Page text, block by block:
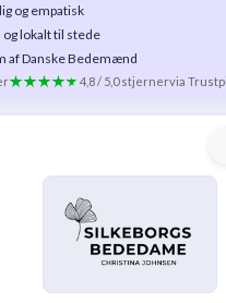
og empatisk
lokalt til stede
af Danske Bedemænd
4,8 / 5,0 stjernervia